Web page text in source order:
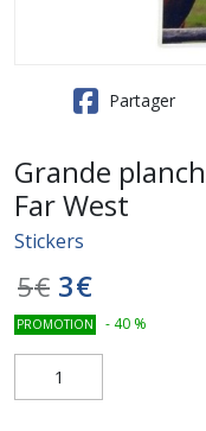
Partager
Grande
Far West
Stickers
5€ 3€
PROMOTION - 40 %